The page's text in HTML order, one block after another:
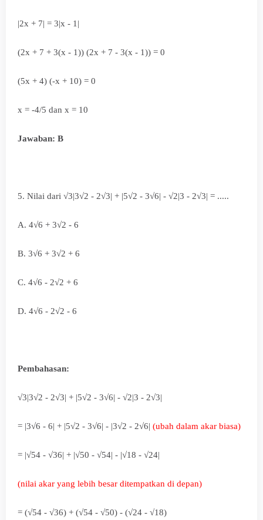
|2x + 7| = 3|x - 1|
(2x + 7 + 3(x - 1)) (2x + 7 - 3(x - 1)) = 0
(5x + 4) (-x + 10) = 0
x = -4/5 dan x = 10
Jawaban: B
5. Nilai dari √3|3√2 - 2√3| + |5√2 - 3√6| - √2|3 - 2√3| = .....
A. 4√6 + 3√2 - 6
B. 3√6 + 3√2 + 6
C. 4√6 - 2√2 + 6
D. 4√6 - 2√2 - 6
Pembahasan:
√3|3√2 - 2√3| + |5√2 - 3√6| - √2|3 - 2√3|
= |3√6 - 6| + |5√2 - 3√6| - |3√2 - 2√6| (ubah dalam akar biasa)
= |√54 - √36| + |√50 - √54| - |√18 - √24|
(nilai akar yang lebih besar ditempatkan di depan)
= (√54 - √36) + (√54 - √50) - (√24 - √18)